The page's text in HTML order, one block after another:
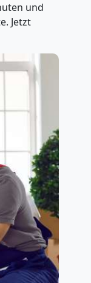
und
Jetzt